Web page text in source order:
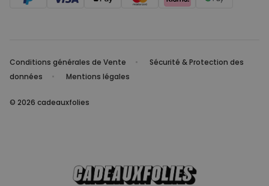
Conditions générales de Vente
Sécurité & Protection des
données
Mentions légales
© 2026 cadeauxfolies